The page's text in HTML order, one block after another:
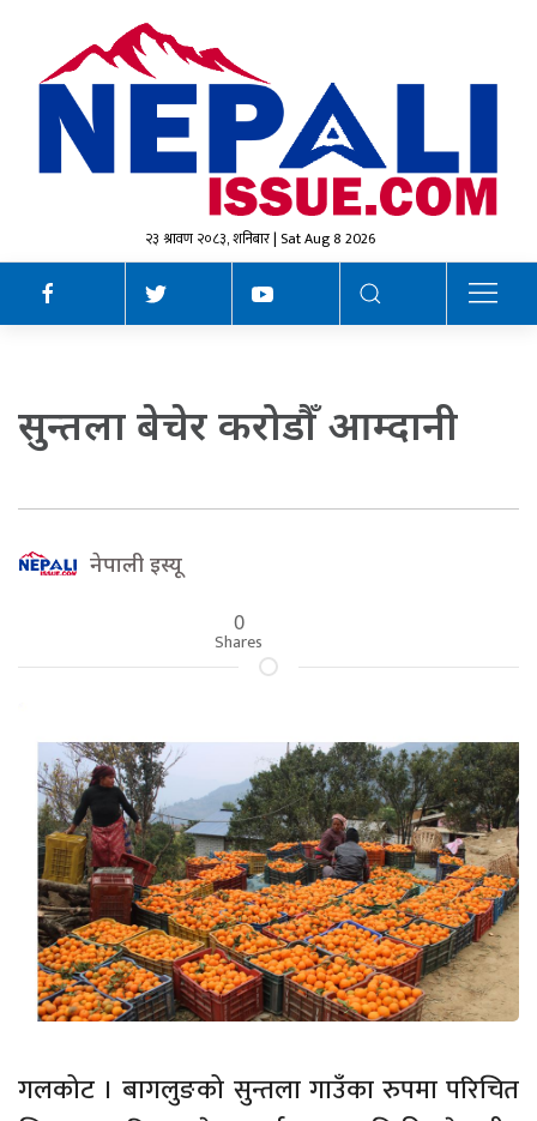
२३ श्रावण २०८३, शनिबार | Sat Aug 8 2026
सुन्तला बेचेर करोडौँ आम्दानी
नेपाली इस्यू
0
Shares
गलकोट । बागलुङको सुन्तला गाउँका रुपमा परिचित